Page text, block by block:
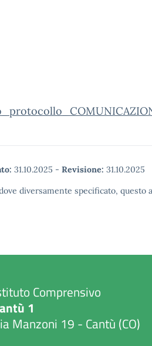
31.10.2025 - Revisione: 31.10.2025
diversamente specificato,
Comprensivo
1
Manzoni 19 - Cantù (CO)